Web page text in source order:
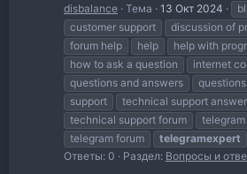
disbalance Тема 13 Окт 2024
customer support
discussion of
forum help
help
help with
how to ask a question
internet
questions and answers
support
technical support
technical support forum
telegram
telegram forum
telegramexpert
Ответы: 0
Раздел: Вопросы и